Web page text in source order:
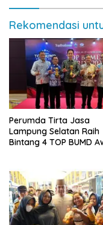
Rekomendasi
Perumda Tirta Jasa
Lampung Selatan Raih
Bintang 4 TOP BUMD